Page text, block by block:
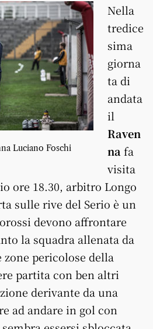
Luciano Foschi
Nella
tredice
sima
giorna
ta di
andata
il
Raven
na fa
visita
ore 18.30, arbitro Longo
sulle rive del Serio è un
devono affrontare
la squadra allenata da
pericolose della
partita con ben altri
derivante da una
ad andare in gol con